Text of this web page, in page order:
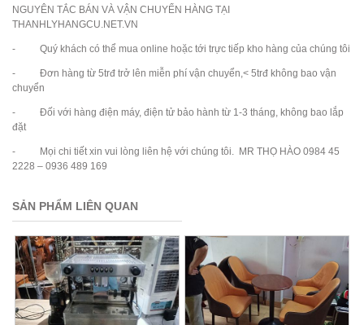
NGUYÊN TẮC BÁN VÀ VẬN CHUYỂN HÀNG TẠI
THANHLYHANGCU.NET.VN
- Quý khách có thể mua online hoặc tới trực tiếp kho hàng của chúng tôi
- Đơn hàng từ 5trđ trở lên miễn phí vận chuyển,< 5trđ không bao vận
chuyển
- Đối với hàng điện máy, điện tử bảo hành từ 1-3 tháng, không bao lắp
đặt
- Mọi chi tiết xin vui lòng liên hệ với chúng tôi. MR THỌ HÀO 0984 45
2228 – 0936 489 169
SẢN PHẨM LIÊN QUAN